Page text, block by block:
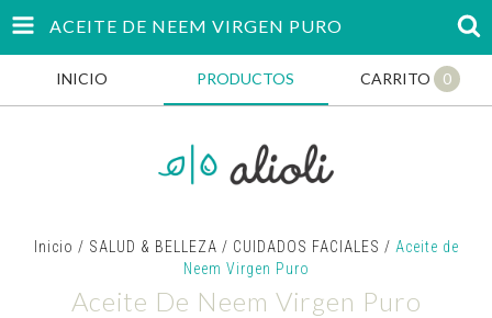
ACEITE DE NEEM VIRGEN PURO
INICIO PRODUCTOS CARRITO 0
Inicio / SALUD & BELLEZA / CUIDADOS FACIALES / Aceite de
Neem Virgen Puro
Aceite De Neem Virgen Puro